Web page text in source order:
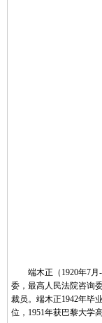
端木正（1920年7月-
委，最高人民法院咨询
裁员。端木正1942年毕
位，1951年获巴黎大